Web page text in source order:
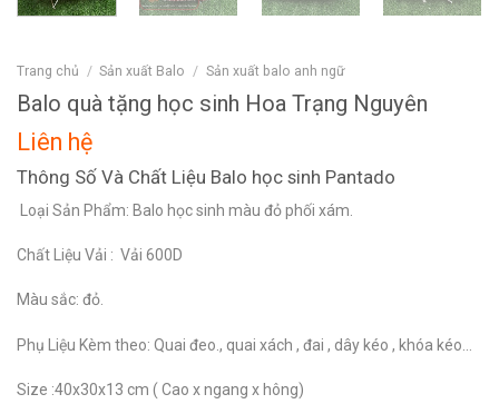
Trang chủ / Sản xuất Balo / Sản xuất balo anh ngữ
Balo quà tặng học sinh Hoa Trạng Nguyên
Liên hệ
Thông Số Và Chất Liệu Balo học sinh Pantado
Loại Sản Phẩm: Balo học sinh màu đỏ phối xám.
Chất Liệu Vải : Vải 600D
Màu sắc: đỏ.
Phụ Liệu Kèm theo: Quai đeo., quai xách , đai , dây kéo , khóa kéo…
Size :40x30x13 cm ( Cao x ngang x hông)